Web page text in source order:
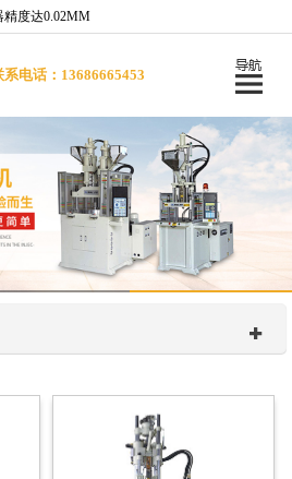
精度达0.02MM
电话：13686665453